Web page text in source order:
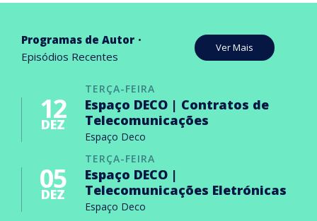
Programas de Autor
Episódios Recentes
Ver Mais
TERÇA-FEIRA
12
DEZ
Espaço DECO | Contratos de
Telecomunicações
Espaço Deco
TERÇA-FEIRA
05
DEZ
Espaço DECO |
Telecomunicações Eletrónicas
Espaço Deco